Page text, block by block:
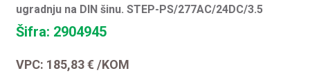
ugradnju na DIN šinu. STEP-PS/277AC/24DC/3.5
Šifra: 2904945
VPC: 185,83€ /KOM